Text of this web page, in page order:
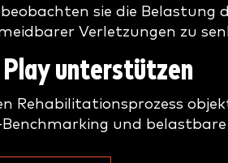
sie die Belastung
Verletzungen zu
unterstützen
Rehabilitationsprozess
und